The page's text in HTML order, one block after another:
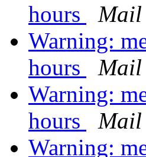
hours
Mail
Warning:
hours
Mail
Warning:
hours
Mail
Warning: